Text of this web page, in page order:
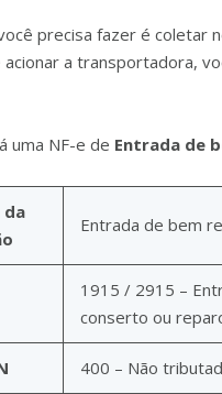
precisa fazer é coletar
a transportadora,
uma NF-e de Entrada de
da
Entrada de bem
1915 / 2915 –
conserto ou
400 – Não